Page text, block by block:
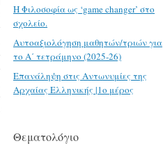
H Φιλοσοφία ως ‘game changer’ στο
σχολείο.
Αυτοαξιολόγηση μαθητών/τριών για
το Α΄ τετράμηνο (2025-26)
Επανάληψη στις Αντωνυμίες της
Αρχαίας Ελληνικής |1ο μέρος
Θεματολόγιο